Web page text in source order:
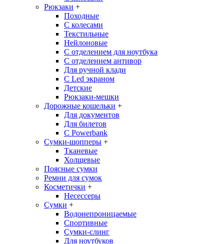
Рюкзаки +
Походные
С колесами
Текстильные
Нейлоновые
С отделением для ноутбука
С отделением антивор
Для ручной клади
С Led экраном
Детские
Рюкзаки-мешки
Дорожные кошельки +
Для документов
Для билетов
С Powerbank
Сумки-шопперы +
Тканевые
Холщевые
Поясные сумки
Ремни для сумок
Косметички +
Несессеры
Сумки +
Водонепроницаемые
Спортивные
Сумки-слинг
Для ноутбуков